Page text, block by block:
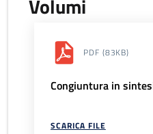
Volumi
PDF (83KB)
Congiuntura in
SCARICA FILE